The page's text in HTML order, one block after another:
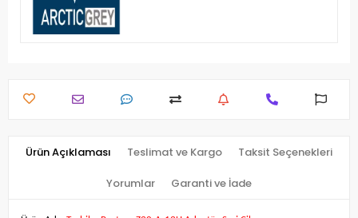
Ürün Açıklaması Teslimat ve Kargo Taksit Seçenekleri
Yorumlar Garanti ve İade